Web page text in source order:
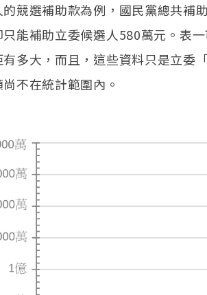
競選補助款為例，國民黨總共補
只能補助立委候選人580萬元。表
多大，而且，這些資料只是立委
不在統計範圍內。